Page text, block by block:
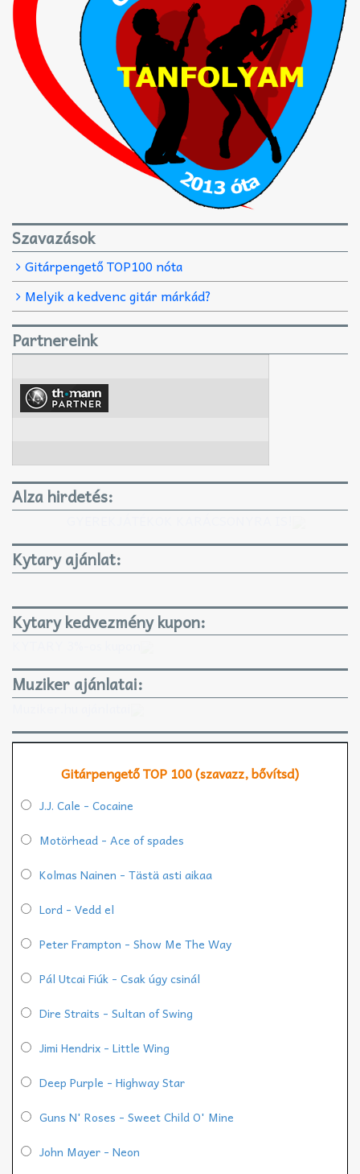
Szavazások
Gitárpengető TOP100 nóta
Melyik a kedvenc gitár márkád?
Partnereink
Alza hirdetés:
Kytary ajánlat:
Kytary kedvezmény kupon:
Muziker ajánlatai:
Gitárpengető TOP 100 (szavazz, bővítsd)
J.J. Cale - Cocaine
Motörhead - Ace of spades
Kolmas Nainen - Tästä asti aikaa
Lord - Vedd el
Peter Frampton - Show Me The Way
Pál Utcai Fiúk - Csak úgy csinál
Dire Straits - Sultan of Swing
Jimi Hendrix - Little Wing
Deep Purple - Highway Star
Guns N' Roses - Sweet Child O' Mine
John Mayer - Neon